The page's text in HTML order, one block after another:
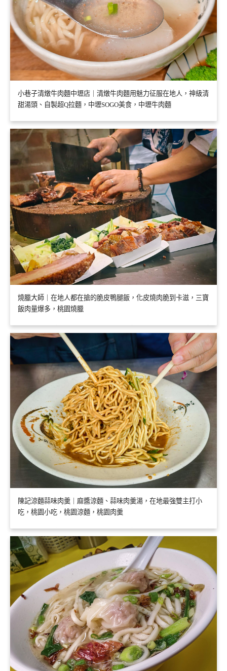
小巷子清燉牛肉麵中壢店｜清燉牛肉麵用魅力征服在地人，神級清
甜湯頭、自製超Q拉麵，中壢SOGO美食，中壢牛肉麵
燒臘大師｜在地人都在搶的脆皮鴨腿飯，化皮燒肉脆到卡滋，三寶
飯肉量爆多，桃園燒臘
陳記涼麵蒜味肉羹｜麻醬涼麵、蒜味肉羹湯，在地最強雙主打小
吃，桃園小吃，桃園涼麵，桃園肉羹